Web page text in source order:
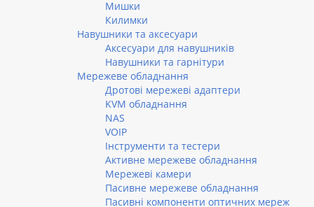
Мишки
Килимки
Навушники та аксесуари
Аксесуари для навушників
Навушники та гарнітури
Мережеве обладнання
Дротові мережеві адаптери
KVM обладнання
NAS
VOIP
Інструменти та тестери
Активне мережеве обладнання
Мережеві камери
Пасивне мережеве обладнання
Пасивні компоненти оптичних мереж